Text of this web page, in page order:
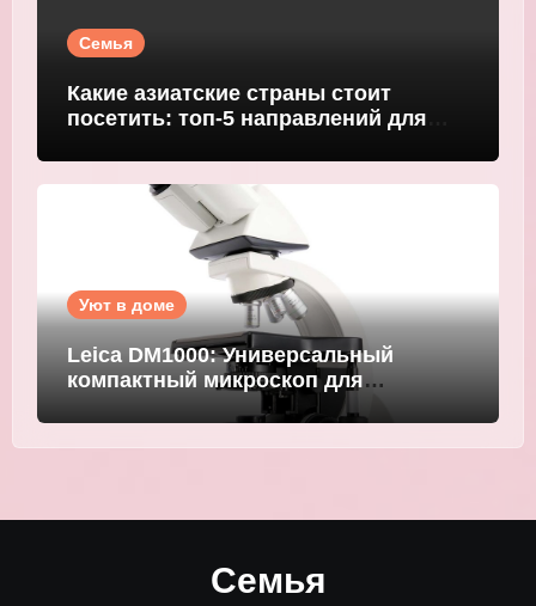
Семья
Какие азиатские страны стоит
посетить: топ-5 направлений для
Уют в доме
Leica DM1000: Универсальный
компактный микроскоп для
современных лабораторий
Семья